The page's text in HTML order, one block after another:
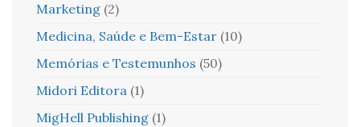
Marketing (2)
Medicina, Saúde e Bem-Estar (10)
Memórias e Testemunhos (50)
Midori Editora (1)
MigHell Publishing (1)